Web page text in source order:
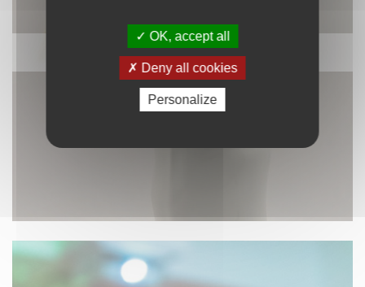
DÉCORATION
OK, accept all
Deny all cookies
Personalize